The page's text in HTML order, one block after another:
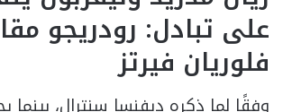
على تبادل: رودريجو
فلوريان فيرتز
وفقًا لما ذكره ديفنسا سنترال، بينما